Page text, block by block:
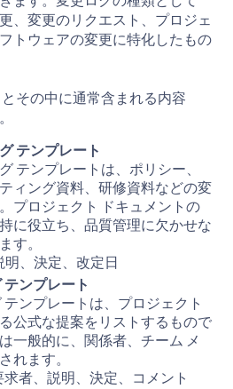
、変更のリクエスト、プロジェ
トウェアの変更に特化したもの
その中に通常含まれる内容
テンプレート
テンプレートは、ポリシー、
ィング資料、研修資料などの変
プロジェクト ドキュメントの
に役立ち、品質管理に欠かせな
す。
、決定、改定日
ンプレート
ンプレートは、プロジェクト
公式な提案をリストするもので
一般的に、関係者、チーム メ
れます。
者、説明、決定、コメント